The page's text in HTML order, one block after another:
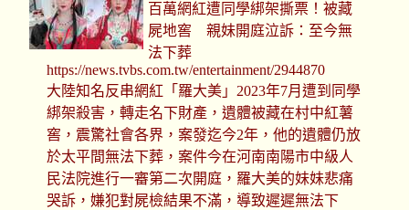
百萬網紅遭同學綁架撕票！被藏
屍地窖 親妹開庭泣訴：至今無
法下葬
https://news.tvbs.com.tw/entertainment/2944870
大陸知名反串網紅「羅大美」2023年7月遭到同學
綁架殺害，轉走名下財產，遺體被藏在村中紅薯
窖，震驚社會各界，案發迄今2年，他的遺體仍放
於太平間無法下葬，案件今在河南南陽市中級人
民法院進行一審第二次開庭，羅大美的妹妹悲痛
哭訴，嫌犯對屍檢結果不滿，導致遲遲無法下